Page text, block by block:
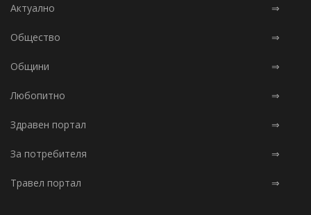
Актуално ⇒
Общество ⇒
Общини ⇒
Любопитно ⇒
Здравен портал ⇒
За потребителя ⇒
Травел портал ⇒